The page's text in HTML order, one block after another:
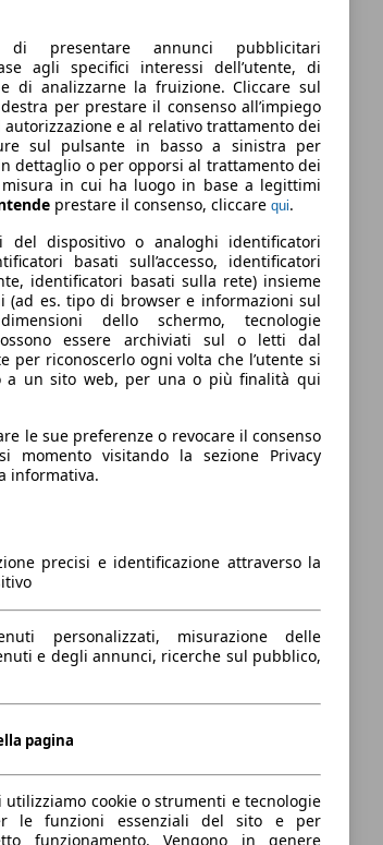
di presentare annunci pubblicitari
agli specifici interessi dell’utente, di
di analizzarne la fruizione. Cliccare sul
per prestare il consenso all’impiego
e al relativo trattamento dei
sul pulsante in basso a sinistra per
dettaglio o per opporsi al trattamento dei
in cui ha luogo in base a legittimi
prestare il consenso, cliccare qui.
del dispositivo o analoghi identificatori
basati sull’accesso, identificatori
identificatori basati sulla rete) insieme
(ad es. tipo di browser e informazioni sul
dello schermo, tecnologie
essere archiviati sul o letti dal
per riconoscerlo ogni volta che l’utente si
a un sito web, per una o più finalità qui
le sue preferenze o revocare il consenso
momento visitando la sezione Privacy
informativa.
precisi e identificazione attraverso la
personalizzati, misurazione delle
e degli annunci, ricerche sul pubblico,
pagina
cookie o strumenti e tecnologie
le funzioni essenziali del sito e per
funzionamento. Vengono in genere